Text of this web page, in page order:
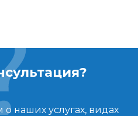
наших услугах, видах